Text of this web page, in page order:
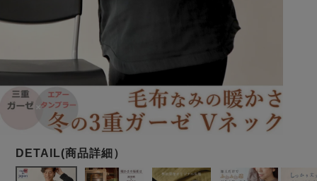
秋 冬
ガールズパジャマ
柄物
インナーウェア カタログギフト
売れ筋ランキング
- Item Ranking -
- New Arrival -
すべてのメン
ズ
パジャマ
長袖 半袖 七分袖
SDGsの取り組み